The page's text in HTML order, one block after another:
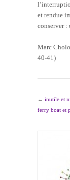
et rendue
conserver :
Marc
40-41)
← inutile et
ferry boat et